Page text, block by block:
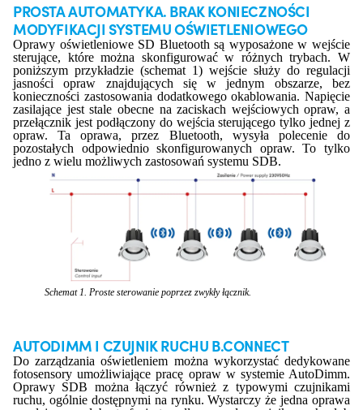
PROSTA AUTOMATYKA. BRAK KONIECZNOŚCI
MODYFIKACJI SYSTEMU OŚWIETLENIOWEGO
Oprawy oświetleniowe SD Bluetooth są wyposażone w wejście
sterujące, które można skonfigurować w różnych trybach. W
poniższym przykładzie (schemat 1) wejście służy do regulacji
jasności opraw znajdujących się w jednym obszarze, bez
konieczności zastosowania dodatkowego okablowania. Napięcie
zasilające jest stale obecne na zaciskach wejściowych opraw, a
przełącznik jest podłączony do wejścia sterującego tylko jednej z
opraw. Ta oprawa, przez Bluetooth, wysyła polecenie do
pozostałych odpowiednio skonfigurowanych opraw. To tylko
jedno z wielu możliwych zastosowań systemu SDB.
Schemat 1. Proste sterowanie poprzez zwykły łącznik.
AUTODIMM I CZUJNIK RUCHU B.CONNECT
Do zarządzania oświetleniem można wykorzystać dedykowane
fotosensory umożliwiające pracę opraw w systemie AutoDimm.
Oprawy SDB można łączyć również z typowymi czujnikami
ruchu, ogólnie dostępnymi na rynku. Wystarczy że jedna oprawa